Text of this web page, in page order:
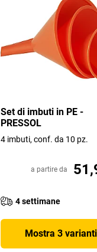
Set di imbuti in PE -
PRESSOL
4 imbuti, conf. da 10 pz.
a partire da
4 settimane
Mostra 3 varianti